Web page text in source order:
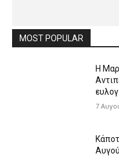
MOST POPULAR
Η
7